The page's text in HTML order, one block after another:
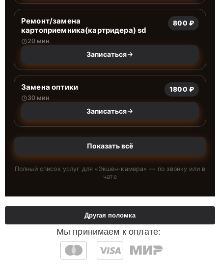
Ремонт/замена
картоприемника(картридера) sd
20 мин
800 ₽
Записаться
Замена оптики
30 мин
1800 ₽
Записаться
Показать всё
Полный список услуг для « Экшен-камера» — по звонку или в
чате
Мы принимаем к оплате:
Другая поломка